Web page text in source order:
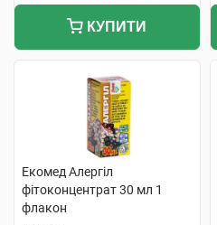
КУПИТИ
Екомед Алергіл
фітоконцентрат 30 мл 1
флакон